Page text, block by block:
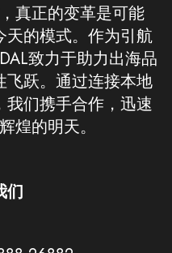
真正的变革是可能
天的模式。作为引航
致力于助力出海品
飞跃。通过连接本地
们携手合作，迅速
煌的明天。
们